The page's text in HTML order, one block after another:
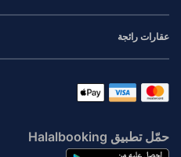
عقارات رائجة
حمّل تطبيق Halalbooking